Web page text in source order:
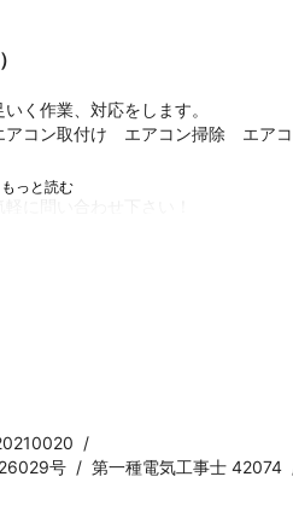
く作業、対応をします。
コン取付け　エアコン掃除　エア
ー場
修理　約1000台
業致します。
/
号 / 第一種電気工事士 42074